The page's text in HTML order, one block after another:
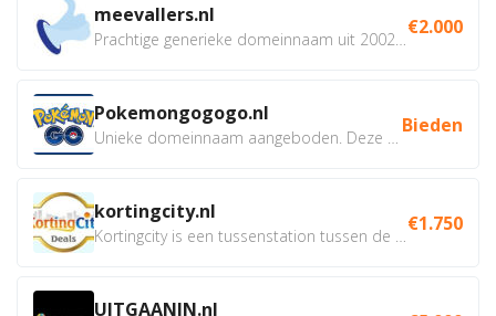
meevallers.nl €2.000
Pokemongogogo.nl Bieden
kortingcity.nl €1.750
UITGAANIN.nl